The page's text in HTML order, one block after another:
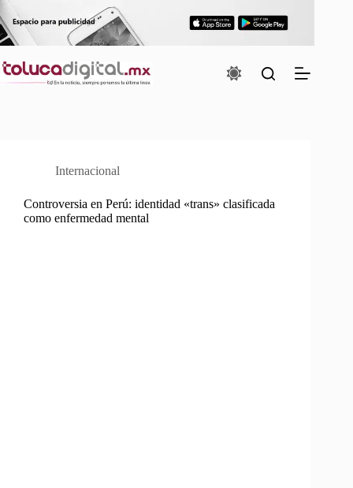
Saltar
al
contenido
Internacional
Controversia en Perú: identidad «trans» clasificada
como enfermedad mental